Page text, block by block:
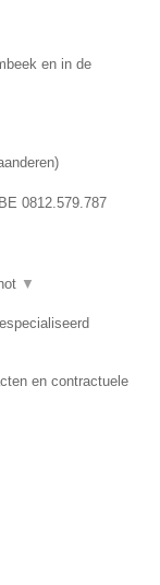
en in de
)
0812.579.787
▼
en contractuele